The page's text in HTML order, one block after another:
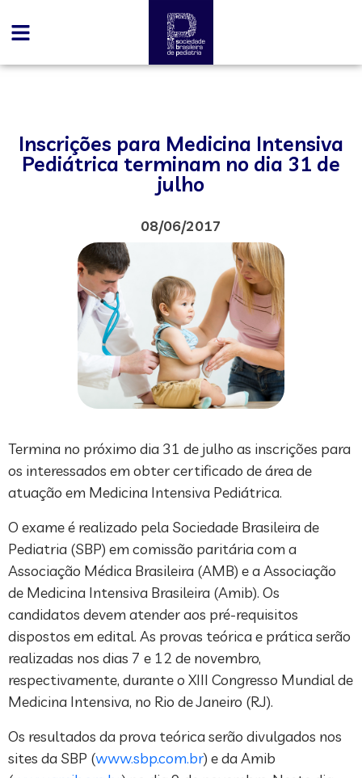
Inscrições para Medicina Intensiva
Pediátrica terminam no dia 31 de
julho
08/06/2017
Termina no próximo dia 31 de julho as inscrições para
os interessados em obter certificado de área de
atuação em Medicina Intensiva Pediátrica.
O exame é realizado pela Sociedade Brasileira de
Pediatria (SBP) em comissão paritária com a
Associação Médica Brasileira (AMB) e a Associação
de Medicina Intensiva Brasileira (Amib). Os
candidatos devem atender aos pré-requisitos
dispostos em edital. As provas teórica e prática serão
realizadas nos dias 7 e 12 de novembro,
respectivamente, durante o XIII Congresso Mundial de
Medicina Intensiva, no Rio de Janeiro (RJ).
Os resultados da prova teórica serão divulgados nos
sites da SBP (www.sbp.com.br) e da Amib